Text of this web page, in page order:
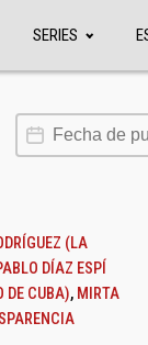
SERIES
Fecha de
(LA
DÍAZ ESPÍ
DE CUBA), MIRTA